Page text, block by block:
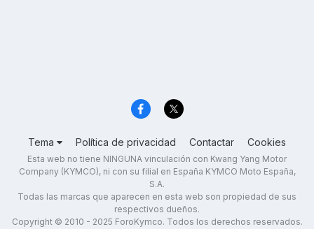
Tema Política de privacidad Contactar Cookies
Esta web no tiene NINGUNA vinculación con Kwang Yang Motor
Company (KYMCO), ni con su filial en España KYMCO Moto España,
S.A.
Todas las marcas que aparecen en esta web son propiedad de sus
respectivos dueños.
Copyright © 2010 - 2025 ForoKymco. Todos los derechos reservados.